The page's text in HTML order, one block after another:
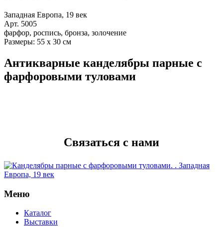
Западная Европа, 19 век
Арт. 5005
фарфор, роспись, бронза, золочение
Размеры: 55 х 30 см
Антикварные канделябры парные с
фарфоровыми туловами
Связаться с нами
Меню
Каталог
Выставки